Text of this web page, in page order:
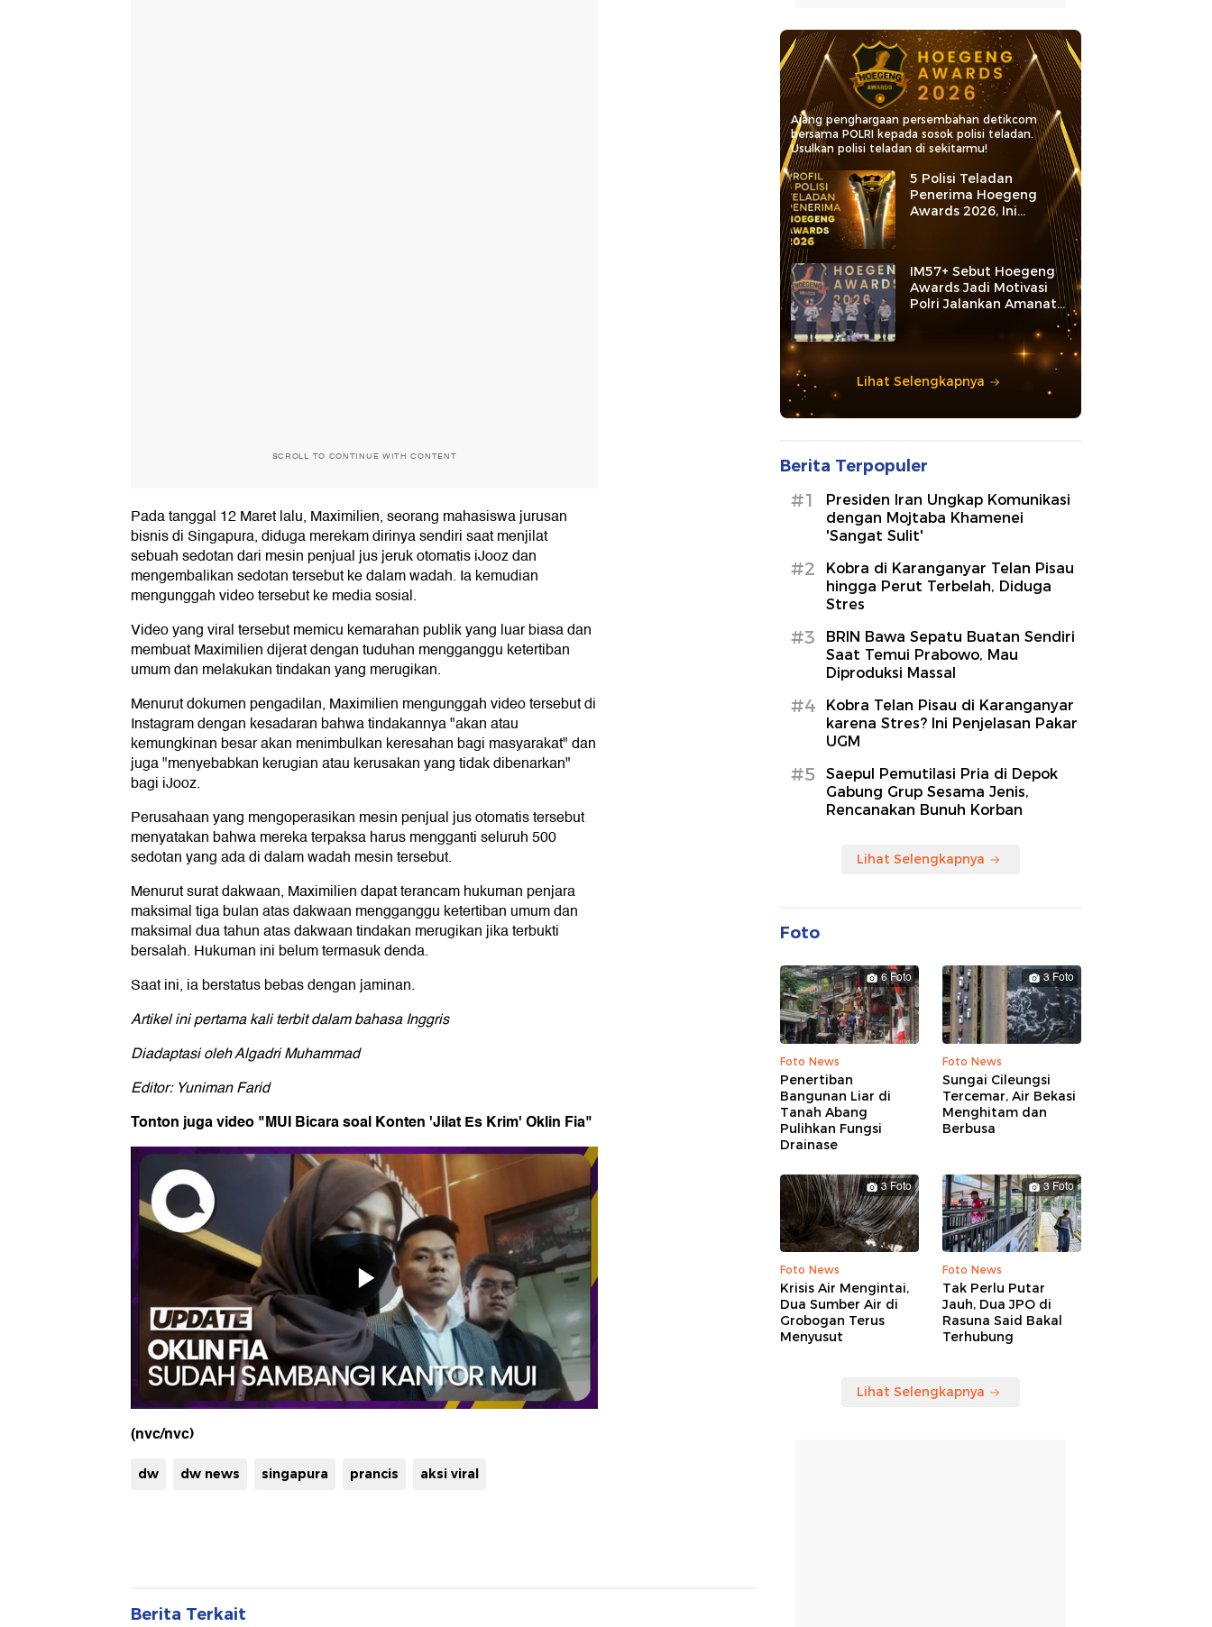
SCROLL TO CONTINUE WITH CONTENT
Pada tanggal 12 Maret lalu, Maximilien, seorang mahasiswa jurusan
bisnis di Singapura, diduga merekam dirinya sendiri saat menjilat
sebuah sedotan dari mesin penjual jus jeruk otomatis iJooz dan
mengembalikan sedotan tersebut ke dalam wadah. Ia kemudian
mengunggah video tersebut ke media sosial.
Video yang viral tersebut memicu kemarahan publik yang luar biasa dan
membuat Maximilien dijerat dengan tuduhan mengganggu ketertiban
umum dan melakukan tindakan yang merugikan.
Menurut dokumen pengadilan, Maximilien mengunggah video tersebut di
Instagram dengan kesadaran bahwa tindakannya "akan atau
kemungkinan besar akan menimbulkan keresahan bagi masyarakat" dan
juga "menyebabkan kerugian atau kerusakan yang tidak dibenarkan"
bagi iJooz.
Perusahaan yang mengoperasikan mesin penjual jus otomatis tersebut
menyatakan bahwa mereka terpaksa harus mengganti seluruh 500
sedotan yang ada di dalam wadah mesin tersebut.
Menurut surat dakwaan, Maximilien dapat terancam hukuman penjara
maksimal tiga bulan atas dakwaan mengganggu ketertiban umum dan
maksimal dua tahun atas dakwaan tindakan merugikan jika terbukti
bersalah. Hukuman ini belum termasuk denda.
Saat ini, ia berstatus bebas dengan jaminan.
Artikel ini pertama kali terbit dalam bahasa Inggris
Diadaptasi oleh Algadri Muhammad
Editor: Yuniman Farid
Tonton juga video "MUI Bicara soal Konten 'Jilat Es Krim' Oklin Fia"
(nvc/nvc)
dw dw news singapura prancis aksi viral
Berita Terkait
Ajang penghargaan persembahan detikcom
bersama POLRI kepada sosok polisi teladan.
Usulkan polisi teladan di sekitarmu!
5 Polisi Teladan
Penerima Hoegeng
Awards 2026, Ini
Kategori dan Kiprahnya
IM57+ Sebut Hoegeng
Awards Jadi Motivasi
Polri Jalankan Amanat
Lihat Selengkapnya
Berita Terpopuler
#1
Presiden Iran Ungkap Komunikasi
dengan Mojtaba Khamenei
'Sangat Sulit'
#2
Kobra di Karanganyar Telan Pisau
hingga Perut Terbelah, Diduga
Stres
#3
BRIN Bawa Sepatu Buatan Sendiri
Saat Temui Prabowo, Mau
Diproduksi Massal
#4
Kobra Telan Pisau di Karanganyar
karena Stres? Ini Penjelasan Pakar
UGM
#5
Saepul Pemutilasi Pria di Depok
Gabung Grup Sesama Jenis,
Rencanakan Bunuh Korban
Lihat Selengkapnya
Foto
6 Foto
Foto News
Penertiban
Bangunan Liar di
Tanah Abang
Pulihkan Fungsi
Drainase
3 Foto
Foto News
Sungai Cileungsi
Tercemar, Air Bekasi
Menghitam dan
Berbusa
3 Foto
Foto News
Krisis Air Mengintai,
Dua Sumber Air di
Grobogan Terus
Menyusut
3 Foto
Foto News
Tak Perlu Putar
Jauh, Dua JPO di
Rasuna Said Bakal
Terhubung
Lihat Selengkapnya